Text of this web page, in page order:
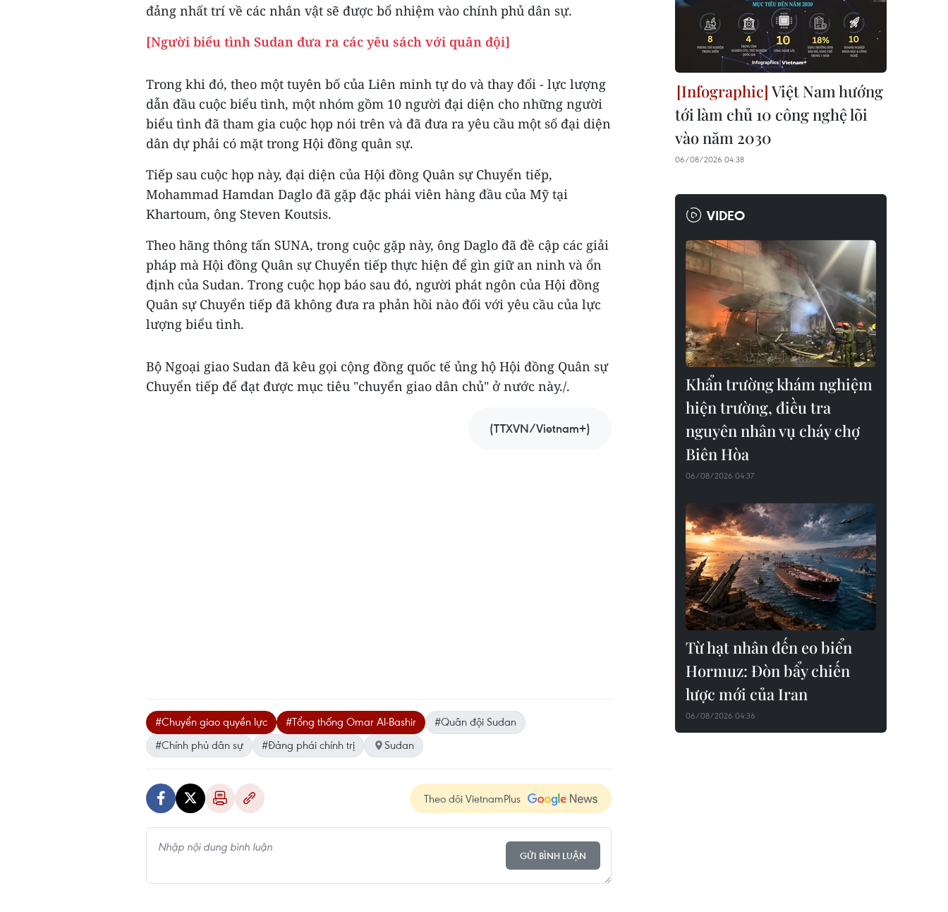
đảng nhất trí về các nhân vật sẽ được bổ nhiệm vào chính phủ dân sự.
[Người biểu tình Sudan đưa ra các yêu sách với quân đội]
Trong khi đó, theo một tuyên bố của Liên minh tự do và thay đổi - lực lượng
dẫn đầu cuộc biểu tình, một nhóm gồm 10 người đại diện cho những người
biểu tình đã tham gia cuộc họp nói trên và đã đưa ra yêu cầu một số đại diện
dân dự phải có mặt trong Hội đồng quân sự.
Tiếp sau cuộc họp này, đại diện của Hội đồng Quân sự Chuyển tiếp,
Mohammad Hamdan Daglo đã gặp đặc phái viên hàng đầu của Mỹ tại
Khartoum, ông Steven Koutsis.
Theo hãng thông tấn SUNA, trong cuộc gặp này, ông Daglo đã đề cập các giải
pháp mà Hội đồng Quân sự Chuyển tiếp thực hiện để gìn giữ an ninh và ổn
định của Sudan. Trong cuộc họp báo sau đó, người phát ngôn của Hội đồng
Quân sự Chuyển tiếp đã không đưa ra phản hồi nào đối với yêu cầu của lực
lượng biểu tình.
Bộ Ngoại giao Sudan đã kêu gọi cộng đồng quốc tế ủng hộ Hội đồng Quân sự
Chuyển tiếp để đạt được mục tiêu "chuyển giao dân chủ" ở nước này./.
(TTXVN/Vietnam+)
#Chuyển giao quyền lực #Tổng thống Omar Al-Bashir
#Quân đội Sudan
#Chính phủ dân sự
#Đảng phái chính trị Sudan
Theo dõi VietnamPlus
GỬI BÌNH LUẬN
Việt Nam hướng
tới làm chủ 10 công nghệ lõi
vào năm 2030
06/08/2026 04:38
VIDEO
Khẩn trường khám nghiệm
hiện trường, điều tra
nguyên nhân vụ cháy chợ
Biên Hòa
06/08/2026 04:37
Từ hạt nhân đến eo biển
Hormuz: Đòn bẩy chiến
lược mới của Iran
06/08/2026 04:36